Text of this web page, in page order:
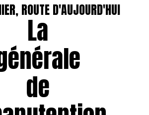
ROUTE D'AUJOURD'HUI
La
de